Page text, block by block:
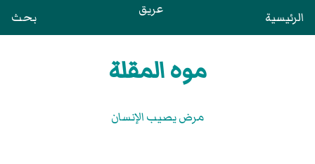
الرئيسية عريق بحث
موه المقلة
مرض يصيب الإنسان